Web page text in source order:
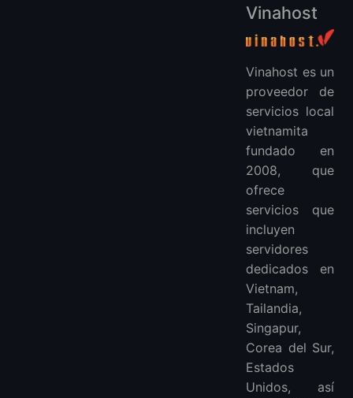
Vinahost
Vinahost es un
proveedor de
servicios local
vietnamita
fundado en
2008, que
ofrece
servicios que
incluyen
servidores
dedicados en
Vietnam,
Tailandia,
Singapur,
Corea del Sur,
Estados
Unidos, así